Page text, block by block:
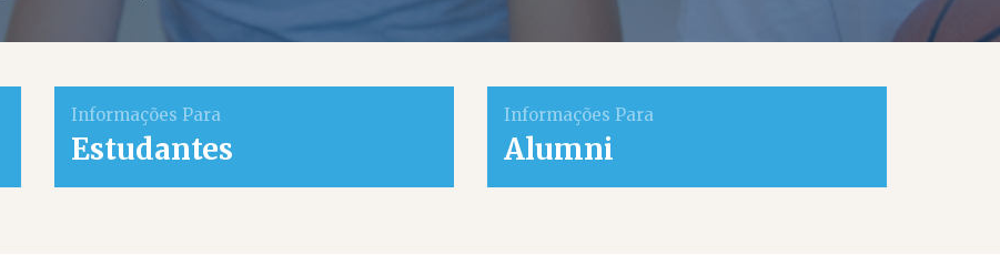
Informações Para
Estudantes
Informações Para
Alumni